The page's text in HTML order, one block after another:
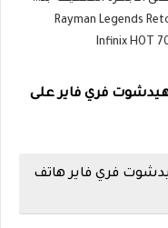
فري فاير على
فري فاير هاتف